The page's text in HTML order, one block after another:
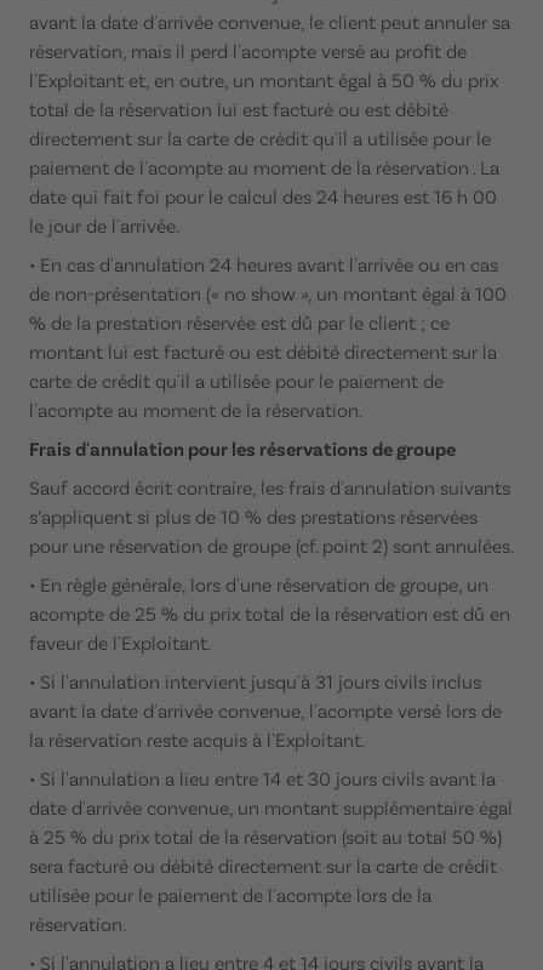
avant la date d'arrivée convenue, le client peut annuler sa
réservation, mais il perd l'acompte versé au profit de
l'Exploitant et, en outre, un montant égal à 50 % du prix
total de la réservation lui est facturé ou est débité
directement sur la carte de crédit qu'il a utilisée pour le
paiement de l'acompte au moment de la réservation . La
date qui fait foi pour le calcul des 24 heures est 16 h 00
le jour de l'arrivée.
• En cas d'annulation 24 heures avant l'arrivée ou en cas
de non-présentation (« no show », un montant égal à 100
% de la prestation réservée est dû par le client ; ce
montant lui est facturé ou est débité directement sur la
carte de crédit qu'il a utilisée pour le paiement de
l'acompte au moment de la réservation.
Frais d'annulation pour les réservations de groupe
Sauf accord écrit contraire, les frais d'annulation suivants
s’appliquent si plus de 10 % des prestations réservées
pour une réservation de groupe (cf. point 2) sont annulées.
• En règle générale, lors d'une réservation de groupe, un
acompte de 25 % du prix total de la réservation est dû en
faveur de l'Exploitant.
• Si l'annulation intervient jusqu'à 31 jours civils inclus
avant la date d'arrivée convenue, l'acompte versé lors de
la réservation reste acquis à l'Exploitant.
• Si l'annulation a lieu entre 14 et 30 jours civils avant la
date d'arrivée convenue, un montant supplémentaire égal
à 25 % du prix total de la réservation (soit au total 50 %)
sera facturé ou débité directement sur la carte de crédit
utilisée pour le paiement de l'acompte lors de la
réservation.
• Si l'annulation a lieu entre 4 et 14 jours civils avant la